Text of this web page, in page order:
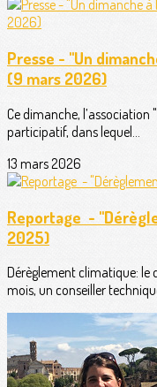
Presse - "Un
(9 mars 2026)
Ce dimanche, l’association
participatif, dans lequel...
13 mars 2026
Reportage -
2025)
Dérèglement climatique:
mois, un conseiller